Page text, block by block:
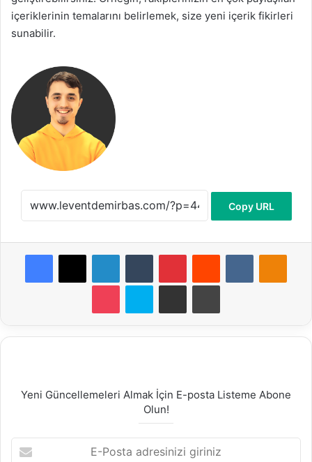
içeriklerinin temalarını belirlemek, size yeni içerik fikirleri
sunabilir.
Copy URL
Yeni Güncellemeleri Almak İçin E-posta Listeme Abone
Olun!